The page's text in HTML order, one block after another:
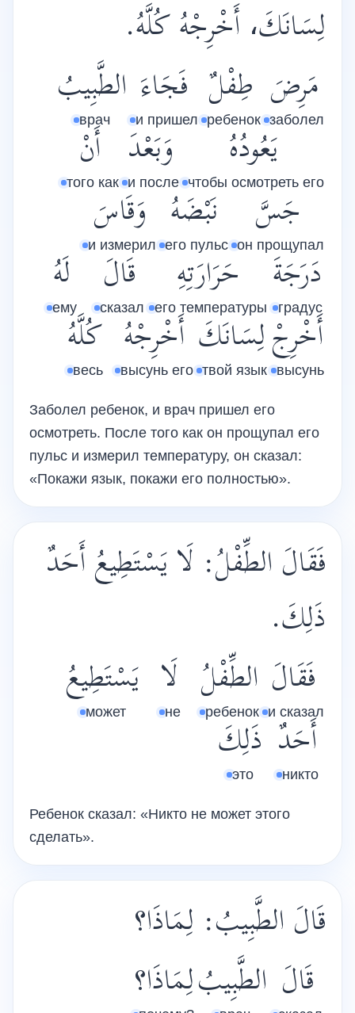
لِسَانَكَ، أَخْرِجْهُ كُلَّهُ.
مَرِضَ
заболел
طِفْلٌ
ребенок
فَجَاءَ
и пришел
الطَّبِيبُ
врач
يَعُودُهُ
чтобы осмотреть его
وَبَعْدَ
и после
أَنْ
того как
جَسَّ
он прощупал
نَبْضَهُ
его пульс
وَقَاسَ
и измерил
دَرَجَةَ
градус
حَرَارَتِهِ
его температуры
قَالَ
сказал
لَهُ
ему
أَخْرِجْ
высунь
لِسَانَكَ
твой язык
أَخْرِجْهُ
высунь его
كُلَّهُ
весь
Заболел ребенок, и врач пришел его
осмотреть. После того как он прощупал его
пульс и измерил температуру, он сказал:
«Покажи язык, покажи его полностью».
فَقَالَ الطِّفْلُ: لَا يَسْتَطِيعُ أَحَدٌ
ذَلِكَ.
فَقَالَ
и сказал
الطِّفْلُ
ребенок
لَا
не
يَسْتَطِيعُ
может
أَحَدٌ
никто
ذَلِكَ
это
Ребенок сказал: «Никто не может этого
сделать».
قَالَ الطَّبِيبُ: لِمَاذَا؟
قَالَ الطَّبِيبُلِمَاذَا؟